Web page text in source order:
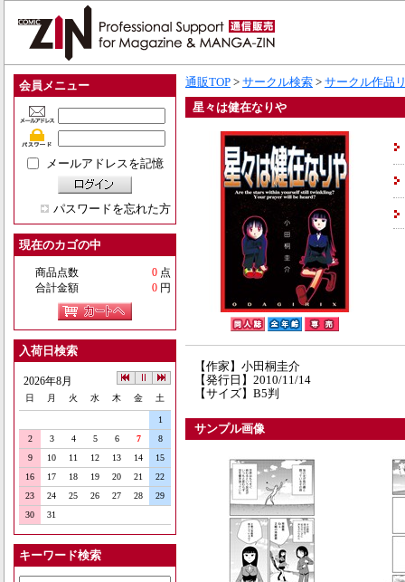
会員メニュー
メールアドレスを記憶
パスワードを忘れた方
現在のカゴの中
商品点数 0 点
合計金額
0 円
入荷日検索
2026年8月
日 月 火 水 木 金 土
1
2
3 4 5 6 7
8
9
10 11 12 13 14
15
16
17 18 19 20 21
22
23
24 25 26 27 28
29
30
31
キーワード検索
通販TOP > サークル検索 > サークル作品
星々は健在なりや
【作家】小田桐圭介
【発行日】2010/11/14
【サイズ】B5判
サンプル画像